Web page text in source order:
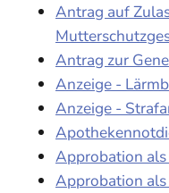
Antrag auf
Antrag zur
Anzeige -
Anzeige -
Approbation
Approbation als